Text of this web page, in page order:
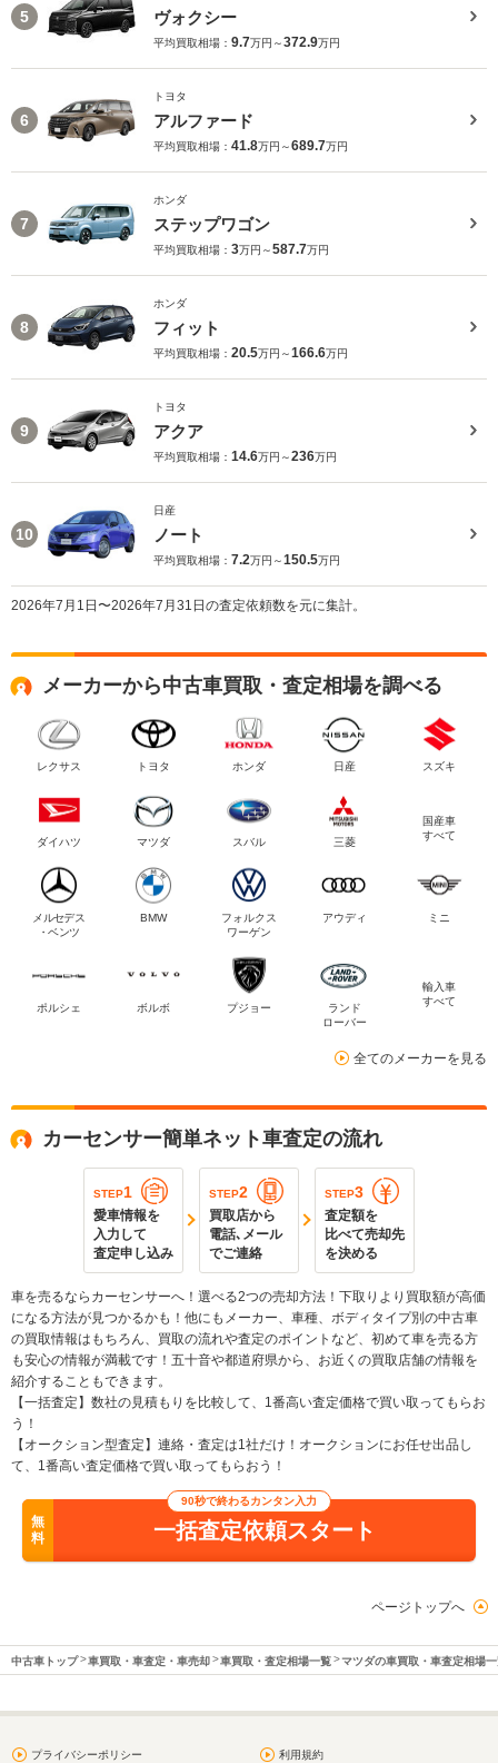
5 ヴォクシー
平均買取相場： 9.7万円～372.9万円
6
トヨタ
アルファード
平均買取相場： 41.8万円～689.7万円
7
ホンダ
ステップワゴン
平均買取相場： 3万円～587.7万円
8
ホンダ
フィット
平均買取相場： 20.5万円～166.6万円
9
トヨタ
アクア
平均買取相場： 14.6万円～236万円
10
日産
ノート
平均買取相場： 7.2万円～150.5万円
2026年7月1日〜2026年7月31日の査定依頼数を元に集計。
メーカーから中古車買取・査定相場を調べる
レクサス トヨタ ホンダ 日産 スズキ
ダイハツ マツダ スバル 三菱
国産車
すべて
メルセデス
・ベンツ
BMW
フォルクス
ワーゲン
アウディ ミニ
ポルシェ ボルボ プジョー
ランド
ローバー
輸入車
すべて
全てのメーカーを見る
カーセンサー簡単ネット車査定の流れ
STEP1
愛車情報を
入力して
査定申し込み
STEP2
買取店から
電話､メール
でご連絡
STEP3
査定額を
比べて売却先
を決める
車を売るならカーセンサーへ！選べる2つの売却方法！下取りより買取額が高価
になる方法が見つかるかも！他にもメーカー、車種、ボディタイプ別の中古車
の買取情報はもちろん、買取の流れや査定のポイントなど、初めて車を売る方
も安心の情報が満載です！五十音や都道府県から、お近くの買取店舗の情報を
紹介することもできます。
【一括査定】数社の見積もりを比較して、1番高い査定価格で買い取ってもらお
う！
【オークション型査定】連絡・査定は1社だけ！オークションにお任せ出品し
て、1番高い査定価格で買い取ってもらおう！
無
料
90秒で終わるカンタン入力
一括査定依頼スタート
ページトップへ
中古車トップ 車買取・車査定・車売却 車買取・査定相場一覧 マツダの車買取・車査定相場
プライバシーポリシー 利用規約